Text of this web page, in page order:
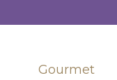
Gourmet